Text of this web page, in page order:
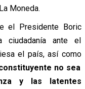
Moneda.
el Presidente Boric
ciudadanía ante el
el país, así como
no sea
y las latentes